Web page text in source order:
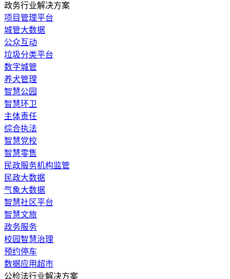
政务行业解决方案
​项目管理平台
城管大数据
公众互动
垃圾分类平台
数字城管
养犬管理
智慧公园
智慧环卫
主体责任
综合执法
智慧党校
智慧零售
民政服务机构监管
民政大数据
气象大数据
智慧社区平台
智慧文旅
政务服务
校园智慧治理
预约停车
数据应用超市
公检法行业解决方案